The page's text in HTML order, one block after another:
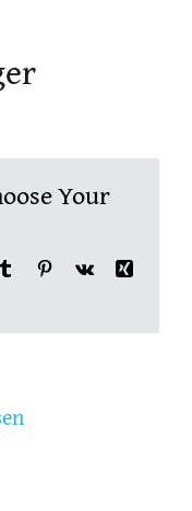
Your
TumblrPinterest
Vk
Xing